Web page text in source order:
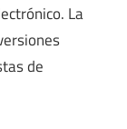
La
de